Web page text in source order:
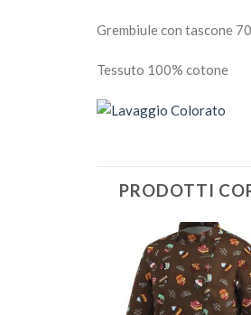
Grembiule con tascone
Tessuto 100% cotone
PRODOTTI